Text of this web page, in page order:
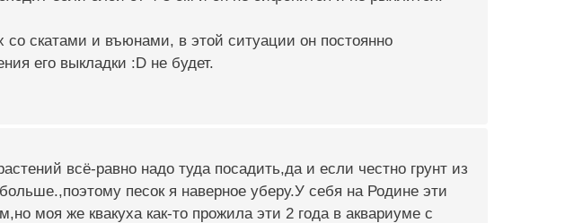
со скатами и въюнами, в этой ситуации он постоянно
его выкладки :D не будет.
всё-равно надо туда посадить,да и если честно грунт из
песок я наверное уберу.У себя на Родине эти
моя же квакуха как-то прожила эти 2 года в аквариуме с